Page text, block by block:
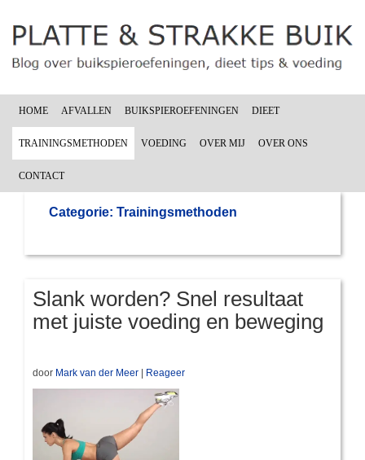
HOME AFVALLEN BUIKSPIEROEFENINGEN DIEET
TRAININGSMETHODEN VOEDING OVER MIJ OVER ONS
CONTACT
Categorie: Trainingsmethoden
Slank worden? Snel resultaat
met juiste voeding en beweging
door Mark van der Meer | Reageer